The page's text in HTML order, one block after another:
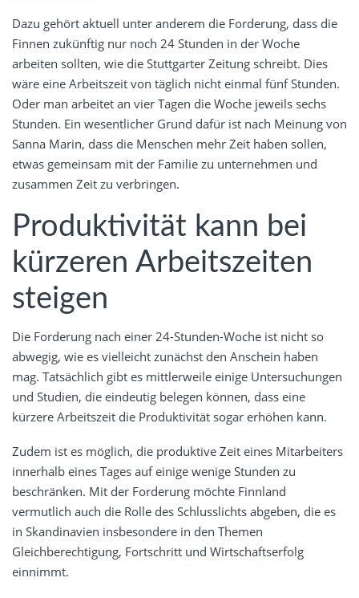
Dazu gehört aktuell unter anderem die Forderung, dass die
Finnen zukünftig nur noch 24 Stunden in der Woche
arbeiten sollten, wie die Stuttgarter Zeitung schreibt. Dies
wäre eine Arbeitszeit von täglich nicht einmal fünf Stunden.
Oder man arbeitet an vier Tagen die Woche jeweils sechs
Stunden. Ein wesentlicher Grund dafür ist nach Meinung von
Sanna Marin, dass die Menschen mehr Zeit haben sollen,
etwas gemeinsam mit der Familie zu unternehmen und
zusammen Zeit zu verbringen.
Produktivität kann bei
kürzeren Arbeitszeiten
steigen
Die Forderung nach einer 24-Stunden-Woche ist nicht so
abwegig, wie es vielleicht zunächst den Anschein haben
mag. Tatsächlich gibt es mittlerweile einige Untersuchungen
und Studien, die eindeutig belegen können, dass eine
kürzere Arbeitszeit die Produktivität sogar erhöhen kann.
Zudem ist es möglich, die produktive Zeit eines Mitarbeiters
innerhalb eines Tages auf einige wenige Stunden zu
beschränken. Mit der Forderung möchte Finnland
vermutlich auch die Rolle des Schlusslichts abgeben, die es
in Skandinavien insbesondere in den Themen
Gleichberechtigung, Fortschritt und Wirtschaftserfolg
einnimmt.